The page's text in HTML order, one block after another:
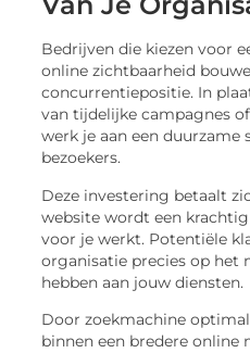
Bedrijven die kiezen voor
online zichtbaarheid
concurrentiepositie. In
van tijdelijke campagnes
werk je aan een duurzame
bezoekers.
Deze investering betaalt
website wordt een
voor je werkt. Potentiële
organisatie precies op het
hebben aan jouw diensten.
Door zoekmachine
binnen een bredere online